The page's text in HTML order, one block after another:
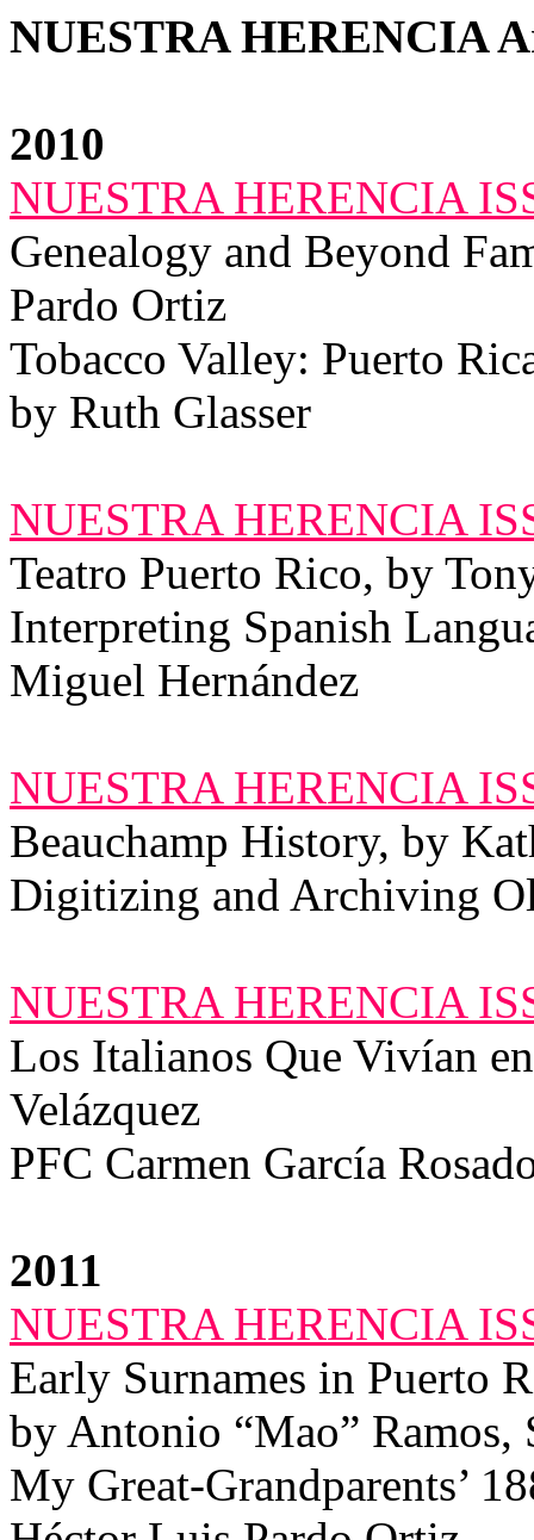
NUESTRA HERENCIA
2010
NUESTRA HERENCIA
Genealogy and Beyond
Pardo Ortiz
Tobacco Valley: Puerto
by Ruth Glasser
NUESTRA HERENCIA
Teatro Puerto Rico, by
Interpreting Spanish
Miguel Hernández
NUESTRA HERENCIA
Beauchamp History, by
Digitizing and Archiving
NUESTRA HERENCIA
Los Italianos Que Vivían
Velázquez
PFC Carmen García
2011
NUESTRA HERENCIA
Early Surnames in Puerto
by Antonio “Mao” Ramos,
My Great-Grandparents’